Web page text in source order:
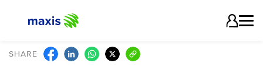
SHARE